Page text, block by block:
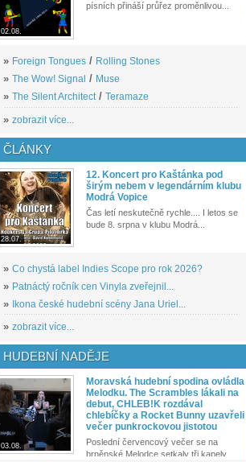
02.08.
písních přináší průřez proměnlivou...
» Foreign Tongues / Rolling Stones
» The Wow! Signal / Muse
» The Silent Architect/ Teramaze
» zobrazit více...
ČLÁNKY
28.07.
12. Koncert pro Kaštánka pod
širým nebem v legendárním klubu
Modrá Vopice
Čas letí neskutečně rychle.... I letos se
bude 8. srpna v klubu Modrá...
» Co chystá label Indies Scope pro rok 2026?
» Patnáctý ročník cen Vinyla zveřejnil...
» Ikona české hudební scény Jana Uriel...
» zobrazit více...
HUDEBNÍ NADĚJE
03.08.
Moravská hudební spodina ovládla
Melodku. The Scrambles lákali na
debut, CHLEB!K rozdával
chlebíčky a Rocket Bunny uzavřeli
večer punkrockovou jistotou
Poslední červencový večer se na
brněnské Melodce setkaly tři kapely...